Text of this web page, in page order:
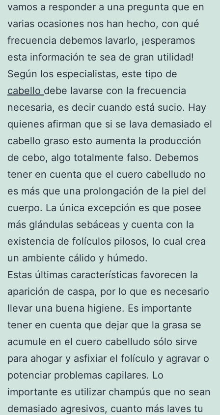
vamos a responder a una pregunta que en
varias ocasiones nos han hecho, con qué
frecuencia debemos lavarlo, ¡esperamos
esta información te sea de gran utilidad!
Según los especialistas, este tipo de
cabello debe lavarse con la frecuencia
necesaria, es decir cuando está sucio. Hay
quienes afirman que si se lava demasiado el
cabello graso esto aumenta la producción
de cebo, algo totalmente falso. Debemos
tener en cuenta que el cuero cabelludo no
es más que una prolongación de la piel del
cuerpo. La única excepción es que posee
más glándulas sebáceas y cuenta con la
existencia de folículos pilosos, lo cual crea
un ambiente cálido y húmedo.
Estas últimas características favorecen la
aparición de caspa, por lo que es necesario
llevar una buena higiene. Es importante
tener en cuenta que dejar que la grasa se
acumule en el cuero cabelludo sólo sirve
para ahogar y asfixiar el folículo y agravar o
potenciar problemas capilares. Lo
importante es utilizar champús que no sean
demasiado agresivos, cuanto más laves tu